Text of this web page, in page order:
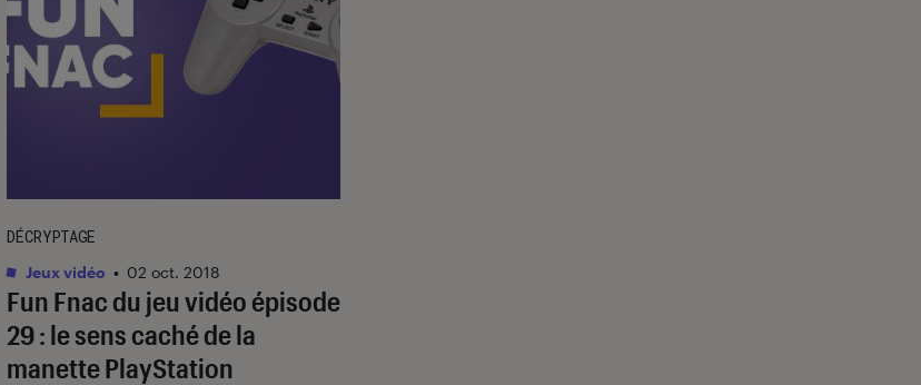
Fun Fnac du jeu vidéo épisode
29 : le sens caché de la
manette PlayStation
DÉCRYPTAGE
Jeux vidéo • 02 oct. 2018